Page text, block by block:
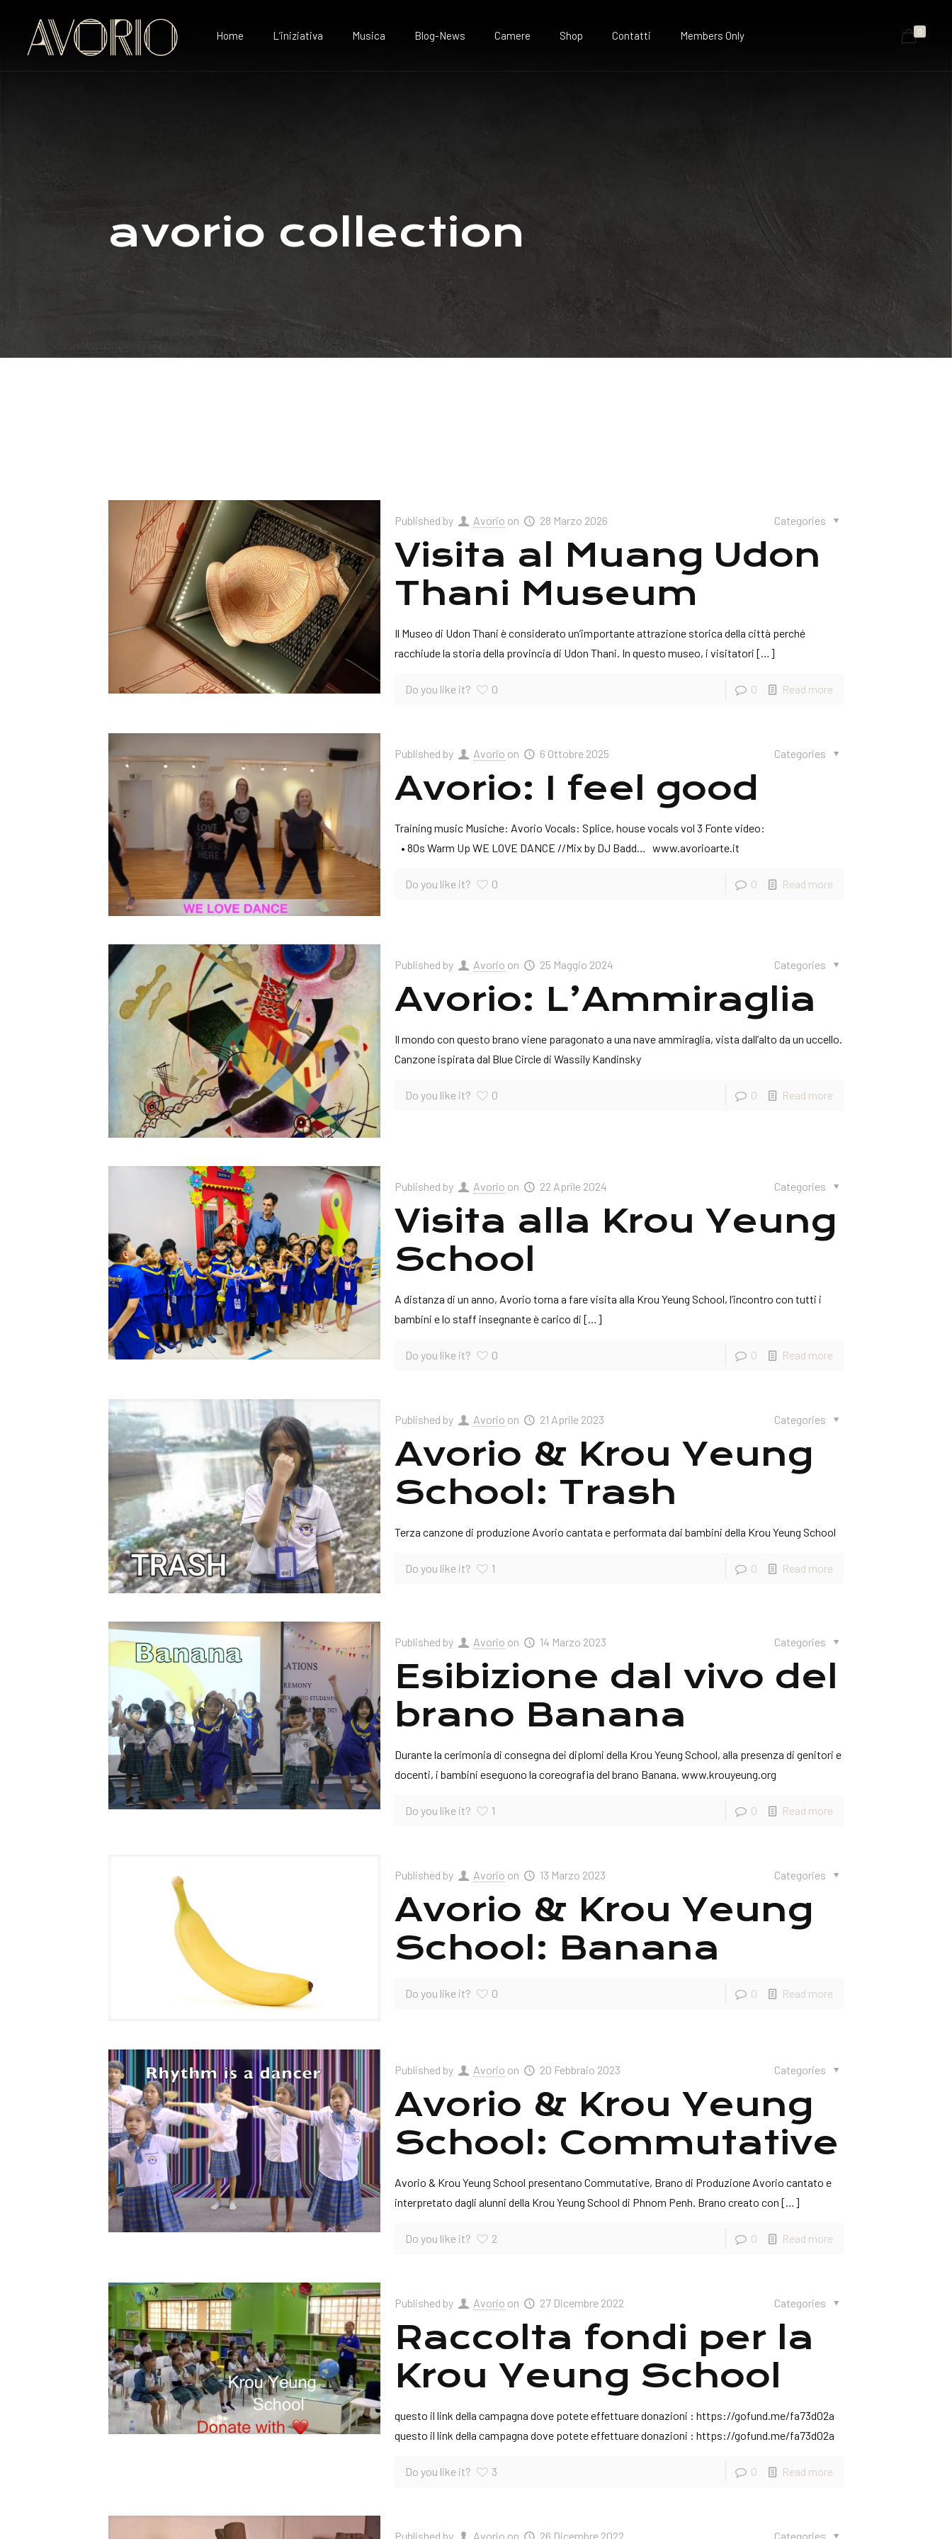
Home L’iniziativa Musica Blog-News Camere Shop Contatti Members Only 0
avorio collection
Published by Avorio on 28 Marzo 2026 Categories
Visita al Muang Udon
Thani Museum
Il Museo di Udon Thani è considerato un’importante attrazione storica della città perché
racchiude la storia della provincia di Udon Thani. In questo museo, i visitatori […]
Do you like it? 0 0 Read more
Published by Avorio on 6 Ottobre 2025 Categories
Avorio: I feel good
Training music Musiche: Avorio Vocals: Splice, house vocals vol 3 Fonte video:
• 80s Warm Up WE LOVE DANCE //Mix by DJ Badd… www.avorioarte.it
Do you like it? 0 0 Read more
Published by Avorio on 25 Maggio 2024 Categories
Avorio: L’Ammiraglia
Il mondo con questo brano viene paragonato a una nave ammiraglia, vista dall’alto da un uccello.
Canzone ispirata dal Blue Circle di Wassily Kandinsky
Do you like it? 0 0 Read more
Published by Avorio on 22 Aprile 2024 Categories
Visita alla Krou Yeung
School
A distanza di un anno, Avorio torna a fare visita alla Krou Yeung School, l’incontro con tutti i
bambini e lo staff insegnante è carico di […]
Do you like it? 0 0 Read more
Published by Avorio on 21 Aprile 2023 Categories
Avorio & Krou Yeung
School: Trash
Terza canzone di produzione Avorio cantata e performata dai bambini della Krou Yeung School
Do you like it? 1 0 Read more
Published by Avorio on 14 Marzo 2023 Categories
Esibizione dal vivo del
brano Banana
Durante la cerimonia di consegna dei diplomi della Krou Yeung School, alla presenza di genitori e
docenti, i bambini eseguono la coreografia del brano Banana. www.krouyeung.org
Do you like it? 1 0 Read more
Published by Avorio on 13 Marzo 2023 Categories
Avorio & Krou Yeung
School: Banana
Do you like it? 0 0 Read more
Published by Avorio on 20 Febbraio 2023 Categories
Avorio & Krou Yeung
School: Commutative
Avorio & Krou Yeung School presentano Commutative, Brano di Produzione Avorio cantato e
interpretato dagli alunni della Krou Yeung School di Phnom Penh. Brano creato con […]
Do you like it? 2 0 Read more
Published by Avorio on 27 Dicembre 2022 Categories
Raccolta fondi per la
Krou Yeung School
questo il link della campagna dove potete effettuare donazioni : https://gofund.me/fa73d02a
questo il link della campagna dove potete effettuare donazioni : https://gofund.me/fa73d02a
Do you like it? 3 0 Read more
Published by Avorio on 26 Dicembre 2022 Categories